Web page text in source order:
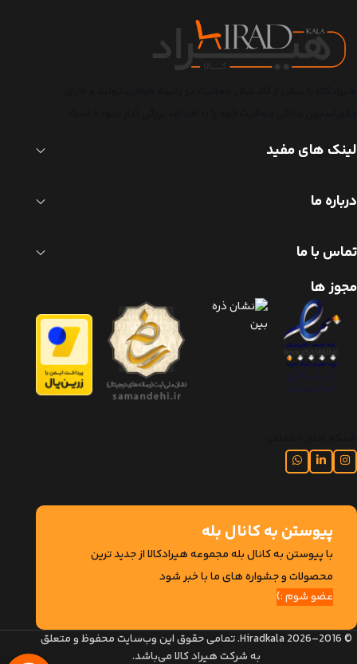
لینک های مفید
درباره ما
تماس با ما
مجوز ها
پیوستن به کانال بله
با پیوستن به کانال بله مجموعه هیرادکالا از جدید ترین
محصولات و جشواره های ما با خبر شود
عضو شوم :)
© 2016–2026 Hiradkala. تمامی حقوق این وب‌سایت محفوظ و متعلق
به شرکت هیراد کالا می‌باشد.